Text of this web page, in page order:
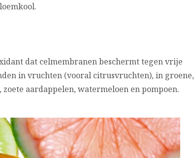
dat celmembranen beschermt tegen vrije
in vruchten (vooral citrusvruchten), in groene,
aardappelen, watermeloen en pompoen.